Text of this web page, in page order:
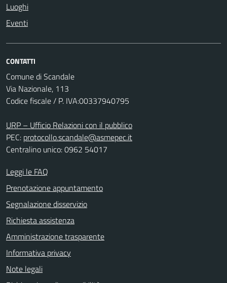
Luoghi
Eventi
CONTATTI
Comune di Scandale
Via Nazionale, 113
Codice fiscale / P. IVA:00337940795
URP – Ufficio Relazioni con il pubblico
PEC: protocollo.scandale@asmepec.it
Centralino unico: 0962 54017
Leggi le FAQ
Prenotazione appuntamento
Segnalazione disservizio
Richiesta assistenza
Amministrazione trasparente
Informativa privacy
Note legali